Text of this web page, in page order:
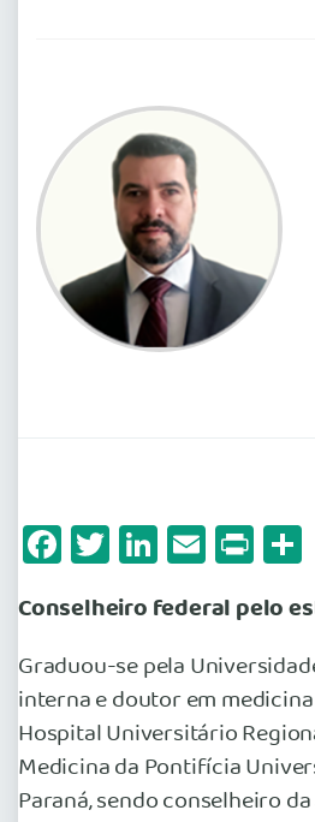
Facebook
Twitter
LinkedIn
Email
Print
Conselheiro federal pelo
Graduou-se pela
interna e doutor em
Hospital Universitário
Medicina da Pontifícia
Paraná, sendo conselheiro